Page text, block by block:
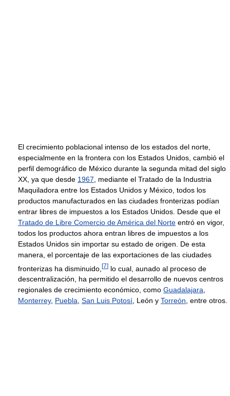
El crecimiento poblacional intenso de los estados del norte,
especialmente en la frontera con los Estados Unidos, cambió el
perfil demográfico de México durante la segunda mitad del siglo
XX, ya que desde 1967 , mediante el Tratado de la Industria
Maquiladora entre los Estados Unidos y México, todos los
productos manufacturados en las ciudades fronterizas podían
entrar libres de impuestos a los Estados Unidos. Desde que el
Tratado de Libre Comercio de América del Norte entró en vigor,
todos los productos ahora entran libres de impuestos a los
Estados Unidos sin importar su estado de origen. De esta
manera, el porcentaje de las exportaciones de las ciudades
fronterizas ha disminuido, [7] lo cual, aunado al proceso de
descentralización, ha permitido el desarrollo de nuevos centros
regionales de crecimiento económico, como Guadalajara,
Monterrey, Puebla, San Luis Potosí, León y Torreón, entre otros.